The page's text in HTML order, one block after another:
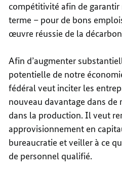
compétitivité afin de
terme – pour de bons
œuvre réussie de la
Afin d’augmenter
potentielle de notre
fédéral veut inciter les
nouveau davantage dans
dans la production. Il veut
approvisionnement en
bureaucratie et veiller à ce
de personnel qualifié.